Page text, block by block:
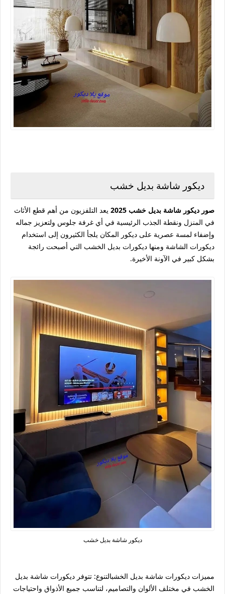
ديكور شاشة بديل خشب
صور ديكور شاشة بديل خشب 2025
يعد التلفزيون من أهم قطع الأثاث
في المنزل ونقطة الجذب الرئيسية في أي غرفة جلوس ولتعزيز جماله
وإضفاء لمسة عصرية على ديكور المكان يلجأ الكثيرون إلى استخدام
ديكورات الشاشة ومنها ديكورات بديل الخشب التي أصبحت رائجة
بشكل كبير في الآونة الأخيرة.
ديكور شاشة بديل خشب
مميزات ديكورات شاشة بديل الخشبالتنوع: تتوفر ديكورات شاشة بديل
الخشب في مختلف الألوان والتصاميم، لتناسب جميع الأذواق واحتياجات